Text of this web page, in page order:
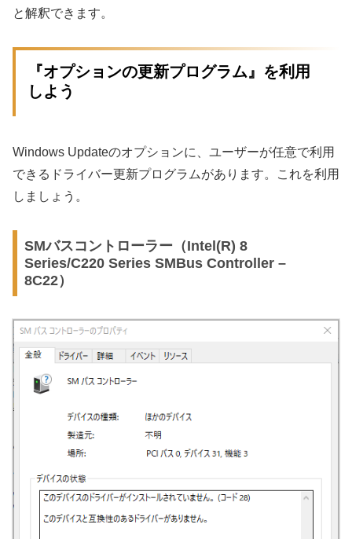
と解釈できます。
『オプションの更新プログラム』を利用
しよう
Windows Updateのオプションに、ユーザーが任意で利用
できるドライバー更新プログラムがあります。これを利用
しましょう。
SMバスコントローラー（Intel(R) 8
Series/C220 Series SMBus Controller –
8C22）